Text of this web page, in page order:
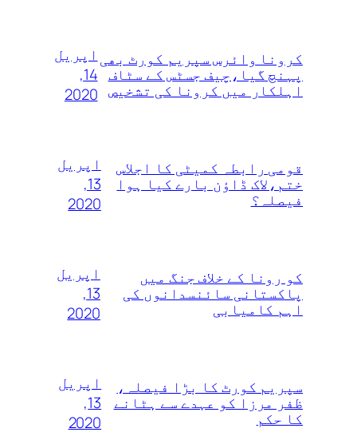
کرونا وائرس سپریم کورٹ بھی
پہنچ گیا،چیف جسٹس کے سٹاف
اہلکار میں کرونا کی تشخیص
اپریل
14,
2020
قومی رابطہ کمیٹی کا اجلاس
ختم،لاک ڈاؤن بارے کیا ہوا
فیصلہ؟
اپریل
13,
2020
کو رونا کے خلاف جنگ میں
پاکستانی سائنسدانوں کی
اہم کامیابی
اپریل
13,
2020
سپریم کورٹ کا بڑا فیصلہ،
ظفر مرزا کو عہدے سے ہٹانے
کا حکم
اپریل
13,
2020